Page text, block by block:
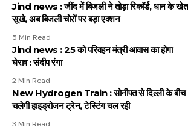
Jind news : जींद में बिजली ने तोड़ा रिकॉर्ड, धान के खेत
सूखे, अब बिजली चोरों पर बड़ा एक्शन
5 Min Read
Jind news : 25 को परिवहन मंत्री आवास का होगा
घेराव : संदीप रंगा
2 Min Read
New Hydrogen Train : सोनीपत से दिल्ली के बीच
चलेगी हाइड्रोजन ट्रेन, टेस्टिंग चल रही
3 Min Read